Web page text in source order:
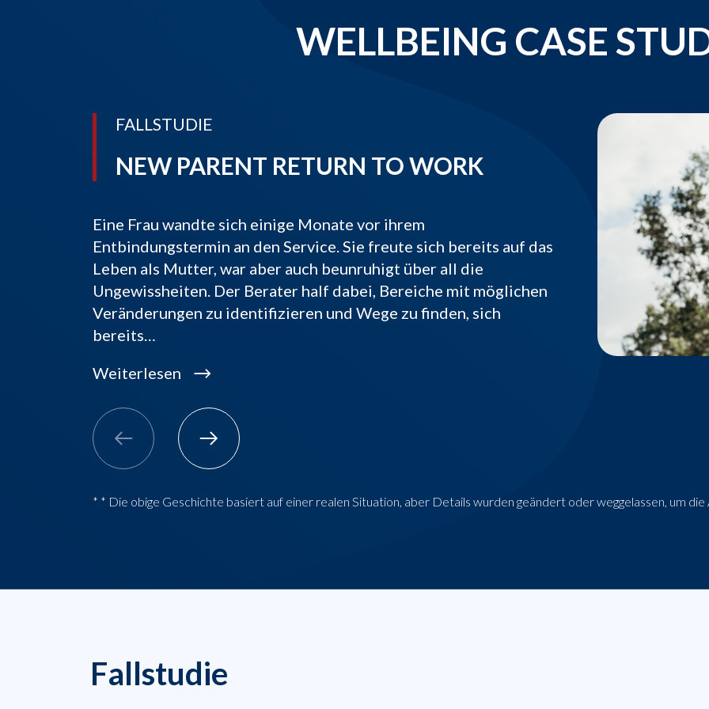
WELLBEING CASE
FALLSTUDIE
NEW PARENT RETURN TO WORK
Eine Frau wandte sich einige Monate vor ihrem
Entbindungstermin an den Service. Sie freute sich bereits auf das
Leben als Mutter, war aber auch beunruhigt über all die
Ungewissheiten. Der Berater half dabei, Bereiche mit möglichen
Veränderungen zu identifizieren und Wege zu finden, sich
bereits…
Weiterlesen
* * Die obige Geschichte basiert auf einer realen Situation, aber Details wurden geändert oder weggelassen, um
Fallstudie